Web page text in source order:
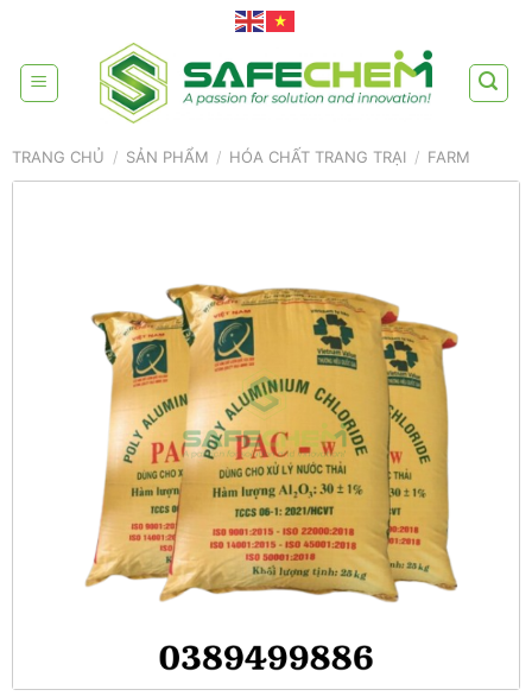
content
TRANG CHỦ / SẢN PHẨM / HÓA CHẤT TRANG TRẠI / FARM